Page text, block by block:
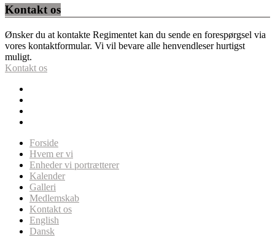
Kontakt os
Ønsker du at kontakte Regimentet kan du sende en forespørgsel via
vores kontaktformular. Vi vil bevare alle henvendleser hurtigst
muligt.
Kontakt os
Forside
Hvem er vi
Enheder vi portrætterer
Kalender
Galleri
Medlemskab
Kontakt os
English
Dansk